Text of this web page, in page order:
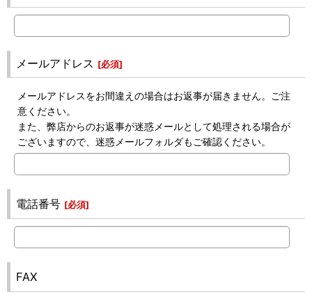
メールアドレス [必須]
メールアドレスをお間違えの場合はお返事が届きません。ご注
意ください。
また、弊店からのお返事が迷惑メールとして処理される場合が
ございますので、迷惑メールフォルダもご確認ください。
電話番号 [必須]
FAX